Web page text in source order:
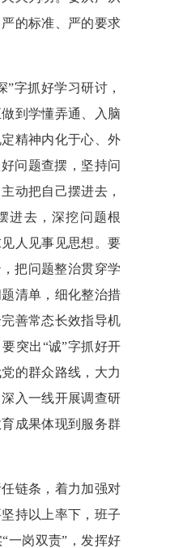
的标准、严的要求
”字抓好学习研讨，
到学懂弄通、入脑
精神内化于心、外
问题查摆，坚持问
动把自己摆进去，
进去，深挖问题根
人见事见思想。要
把问题整治贯穿学
清单，细化整治措
善常态长效指导机
突出“诚”字抓好开
的群众路线，大力
入一线开展调查研
成果体现到服务群
链条，着力加强对
持以上率下，班子
一岗双责”，发挥好